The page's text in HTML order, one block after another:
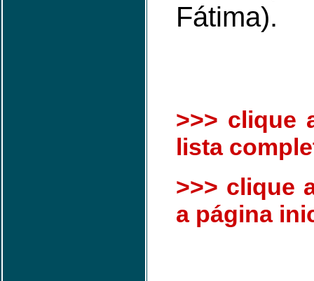
Fátima).
>>> clique
lista
>>> clique
a página